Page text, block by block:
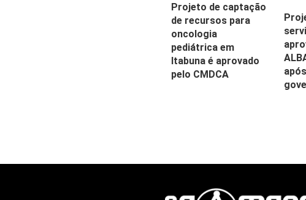
Projeto de captação
de recursos para
oncologia
pediátrica em
Itabuna é aprovado
pelo CMDCA